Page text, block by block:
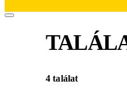
4 találat